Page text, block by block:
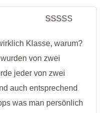
von 5
Klasse, warum?
von zwei
jeder von zwei
auch entsprechend
was man persönlich